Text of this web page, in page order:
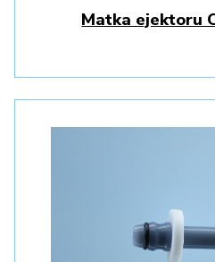
Matka ejektoru